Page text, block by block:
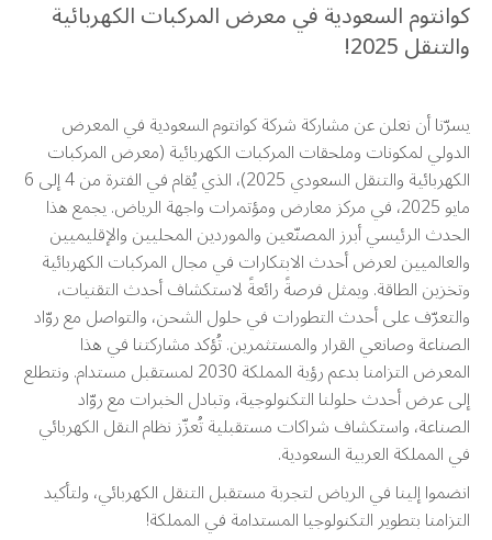
كوانتوم السعودية في معرض المركبات الكهربائية
والتنقل 2025!
يسرّنا أن نعلن عن مشاركة شركة كوانتوم السعودية في المعرض
الدولي لمكونات وملحقات المركبات الكهربائية (معرض المركبات
الكهربائية والتنقل السعودي 2025)، ا لذي يُقام في الفترة من 4 إلى 6
مايو 2025، في مركز معارض ومؤتمرات واجهة الرياض. يجمع هذا
الحدث الرئيسي أبرز المصنّعين والموردين المحليين والإقليميين
والعالميين لعرض أحدث الابتكارات في مجال المركبات الكهربائية
وتخزين الطاقة.ويمثل فرصةً رائعةً لاستكشاف أحدث التقنيات،
والتعرّف على أحدث التطورات في حلول الشحن، والتواصل مع روّاد
الصناعة وصانعي القرار والمستثمرين.تُؤكد مشاركتنا في هذا
المعرض التزامنا بدعم رؤية المملكة 2030 لمستقبل مستدام. ونتطلع
إلى عرض أحدث حلولنا التكنولوجية، وتبادل الخبرات مع روّاد
الصناعة، واستكشاف شراكات مستقبلية تُعزّز نظام النقل الكهربائي
في المملكة العربية السعودية.
انضموا إلينا في الرياض لتجربة مستقبل التنقل الكهربائي، ولتأكيد
التزامنا بتطوير التكنولوجيا المستدامة في المملكة!